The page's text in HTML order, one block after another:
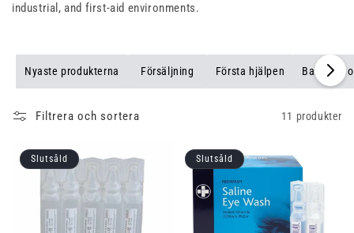
industrial, and first-aid environments.
Nyaste produkterna Försäljning Första hjälpen Bandage
Filtrera och sortera 11 produkter
Slutsåld Slutsåld